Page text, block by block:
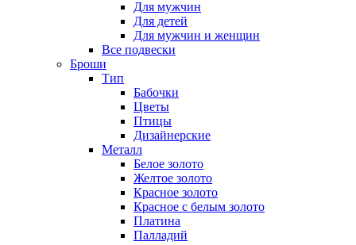
Для мужчин
Для детей
Для мужчин и женщин
Все подвески
Броши
Тип
Бабочки
Цветы
Птицы
Дизайнерские
Металл
Белое золото
Желтое золото
Красное золото
Красное с белым золото
Платина
Палладий